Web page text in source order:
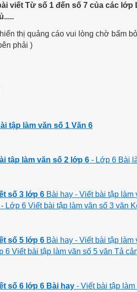
viết Từ số 1 đến số 7 của các lớp
thị quảng cáo vui lòng chờ bấm
phải )
tập làm văn số 1 Văn 6
tập làm văn số 2 lớp 6 - Lớp 6 Bài
số 3 lớp 6 Bài hay - Viết bài tập
Lớp 6 Viết bài tập làm văn số 3 văn
số 5 lớp 6 Bài hay - Viết bài tập làm
6 Viết bài tập làm văn số 5 văn Tả
số 6 lớp 6 Bài hay - Viết bài tập